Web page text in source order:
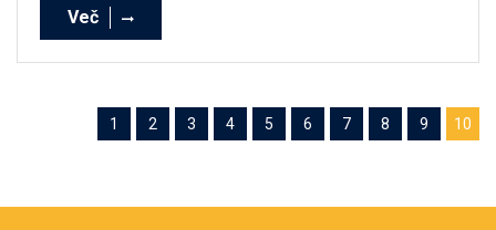
Več
1 2 3 4 5 6 7 8 9 10